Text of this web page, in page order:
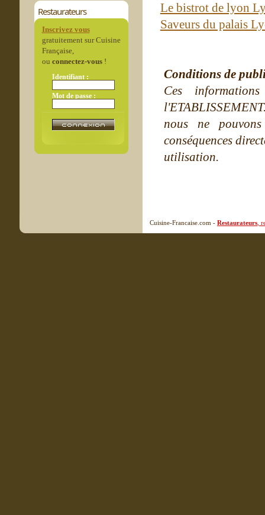
Restaurateurs
Inscrivez vous
gratuitement sur Cuisine
Française,
ou connectez-vous!
Identifiant :
Mot de passe :
Le bistrot de lyon
Saveurs du palais
Conditions de
Ces
nous ne
conséquences
utilisation.
Cuisine-Francaise.com - Restaurateurs ,